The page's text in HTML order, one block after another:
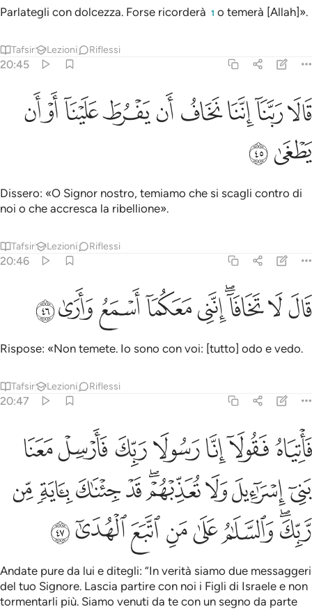
Parlategli con dolcezza. Forse ricorderà 1 o temerà [Allah]».
Tafsir Lezioni Riflessi
20:45
قالا ربنا اننا نخاف ان يفرط علينا او ان يطغى ٤٥
قَالَا رَبَّنَآ إِنَّنَا نَخَافُ أَن يَفْرُطَ عَلَيْنَآ أَوْ أَن يَطْغَىٰ ٤٥
ﲡﲢﲣﲤﲥﲦﲧﲨﲩ
ﲪﲫ
Dissero: «O Signor nostro, temiamo che si scagli contro di
noi o che accresca la ribellione».
Tafsir Lezioni Riflessi
20:46
قال لا تخافا انني معكما اسمع وارى ٤٦
قَالَ لَا تَخَافَآ ۖ إِنَّنِى مَعَكُمَآ أَسْمَعُ وَأَرَىٰ ٤٦
ﲬﲭﲮﲯﲰﲱﲲﲳﲴ
Rispose: «Non temete. Io sono con voi: [tutto] odo e vedo.
Tafsir Lezioni Riflessi
20:47
فاتياه فقولا انا رسولا ربك فارسل معنا بني اسراييل ولا تعذبهم قد
فَأْتِيَاهُ فَقُولَآ إِنَّا رَسُولَا رَبِّكَ فَأَرْسِلْ مَعَنَا بَنِىٓ إِسْرَٰٓءِيلَ
ﲵﲶﲷﲸﲹﲺﲻ
ﲼﲽﲾﲿﳀﳁﳂﳃﳄ
ﳅﳆﳇﳈﳉﳊﳋﳌ
Andate pure da lui e ditegli: “In verità siamo due messaggeri
del tuo Signore. Lascia partire con noi i Figli di Israele e non
tormentarli più. Siamo venuti da te con un segno da parte